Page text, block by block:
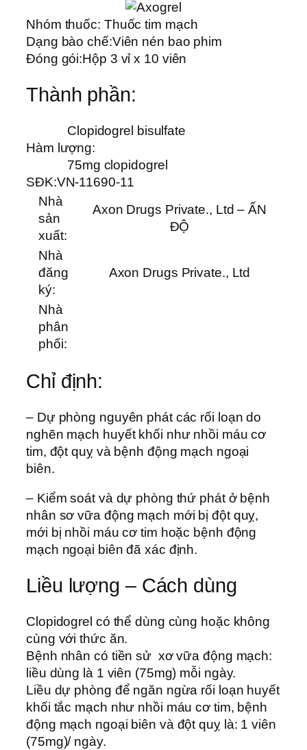
Nhóm thuốc: Thuốc tim mạch
Dạng bào chế:Viên nén bao phim
Đóng gói:Hộp 3 vỉ x 10 viên
Thành phần:
Clopidogrel bisulfate
Hàm lượng:
75mg clopidogrel
SĐK:VN-11690-11
Nhà
sản
xuất:
Axon Drugs Private., Ltd – ẤN
ĐỘ
Nhà
đăng
ký:
Axon Drugs Private., Ltd
Nhà
phân
phối:
Chỉ định:
– Dự phòng nguyên phát các rối loạn do
nghẽn mạch huyết khối như nhồi máu cơ
tim, đột quỵ và bệnh động mạch ngoại
biên.
– Kiểm soát và dự phòng thứ phát ở bệnh
nhân sơ vữa động mạch mới bị đột quỵ,
mới bị nhồi máu cơ tim hoặc bệnh động
mạch ngoại biên đã xác định.
Liều lượng – Cách dùng
Clopidogrel có thể dùng cùng hoặc không
cùng với thức ăn.
Bệnh nhân có tiền sử xơ vữa động mạch:
liều dùng là 1 viên (75mg) mỗi ngày.
Liều dự phòng để ngăn ngừa rối loạn huyết
khối tắc mạch như nhồi máu cơ tim, bệnh
động mạch ngoại biên và đột quỵ là: 1 viên
(75mg)/ ngày.